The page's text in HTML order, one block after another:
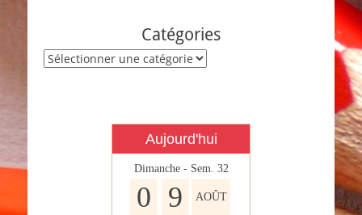
Catégories
Catégories
Aujourd'hui
Dimanche - Sem. 32
0 9 AOÛT